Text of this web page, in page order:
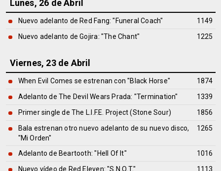
Lunes, 26 de Abril
Nuevo adelanto de Red Fang: "Funeral Coach"
1149
Nuevo adelanto de Gojira: "The Chant"
1225
Viernes, 23 de Abril
When Evil Comes se estrenan con "Black Horse"
1874
Adelanto de The Devil Wears Prada: "Termination"
1339
Primer single de The L.I.F.E. Project (Stone Sour)
1856
Bala estrenan otro nuevo adelanto de su nuevo disco,
"Mi Orden"
1265
Adelanto de Beartooth: "Hell Of It"
1016
Nuevo vídeo de Red Eleven: "S.N.O.T."
1113